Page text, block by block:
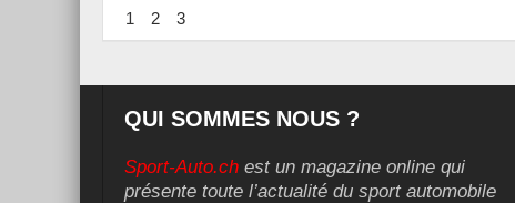
1 2 3
QUI SOMMES NOUS ?
Sport-Auto.ch est un magazine online qui
présente toute l’actualité du sport automobile